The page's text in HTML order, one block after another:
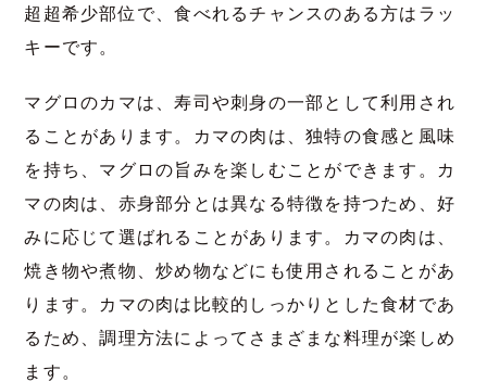
超超希少部位で、食べれるチャンスのある方はラッ
キーです。
マグロのカマは、寿司や刺身の一部として利用され
ることがあります。カマの肉は、独特の食感と風味
を持ち、マグロの旨みを楽しむことができます。カ
マの肉は、赤身部分とは異なる特徴を持つため、好
みに応じて選ばれることがあります。カマの肉は、
焼き物や煮物、炒め物などにも使用されることがあ
ります。カマの肉は比較的しっかりとした食材であ
るため、調理方法によってさまざまな料理が楽しめ
ます。